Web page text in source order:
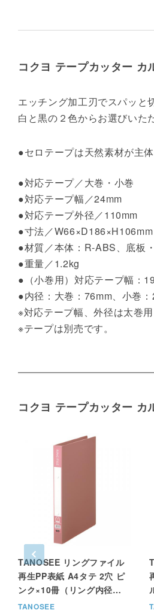
コクヨ テープカッター
エッチング加工刃でスパッと
白と黒の２色からお選びいた
●セロテープは天然素材が主
●対応テープ／大巻・小巻
●対応テープ幅／24mm
●対応テープ外径／110mm
●寸法／W66×D186×H106mm
●材質／本体：R-ABS、底板
●重量／1.2kg
●（小巻用）対応テープ幅：
●内径：大巻：76mm、小巻
※対応テープ幅、外径は太巻用
※テープは別売です。
コクヨ テープカッター
TANOSEE リングファイル
再生PP表紙 A4タテ 2穴 ピ
ンク×10冊（リング内径
25mm 背幅30mm）
TANOSEE